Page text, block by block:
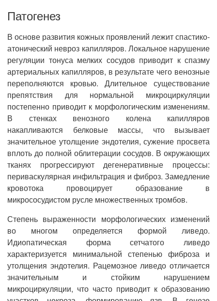
Патогенез
В основе развития кожных проявлений лежит спастико-
атонический невроз капилляров. Локальное нарушение
регуляции тонуса мелких сосудов приводит к спазму
артериальных капилляров, в результате чего венозные
переполняются кровью. Длительное существование
препятствия для нормальной микроциркуляции
постепенно приводит к морфологическим изменениям.
В стенках венозного колена капилляров
накапливаются белковые массы, что вызывает
значительное утолщение эндотелия, сужение просвета
вплоть до полной облитерации сосудов. В окружающих
тканях прогрессируют дегенеративные процессы:
периваскулярная инфильтрация и фиброз. Замедление
кровотока провоцирует образование в
микрососудистом русле множественных тромбов.
Степень выраженности морфологических изменений
во многом определяется формой ливедо.
Идиопатическая форма сетчатого ливедо
характеризуется минимальной степенью фиброза и
утолщения эндотелия. Рацемозное ливедо отличается
значительным и стойким нарушением
микроциркуляции, что часто приводит к образованию